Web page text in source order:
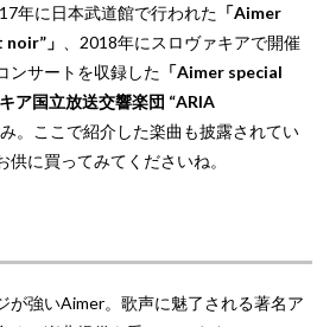
年に日本武道館で行われた 「Aimer
」
、2018年にスロヴァキアで開催
ンサートを収録した 「Aimer special
ア国立放送交響楽団 “ARIA
。ここで紹介した楽曲も披露されてい
に買ってみてくださいね。
が強いAimer。歌声に魅了される著名ア